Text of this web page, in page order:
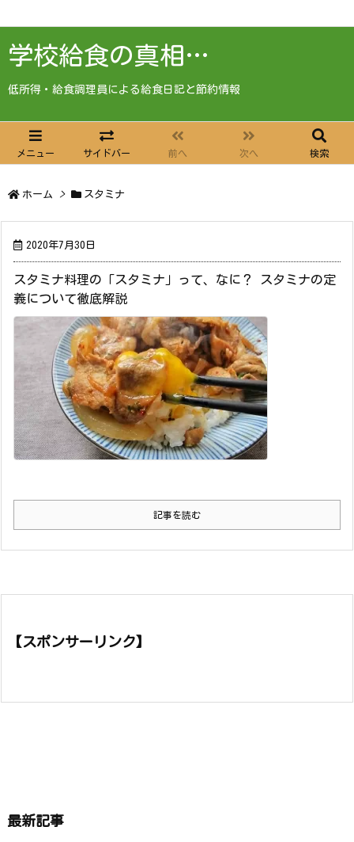
学校給食の真相…
低所得・給食調理員による給食日記と節約情報
メニュー サイドバー 前へ 次へ 検索
ホーム > スタミナ
2020年7月30日
スタミナ料理の「スタミナ」って、なに？ スタミナの定
義について徹底解説
記事を読む
【スポンサーリンク】
最新記事